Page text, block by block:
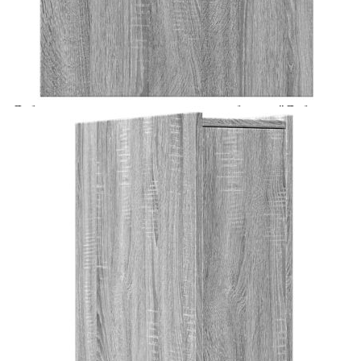
Предоставената таблица е с информационна цел.
Добавете продукта в количката си с бутона "Добави в
количката" и при поръчка ще можете да изберете броя
вноски на кредита.
Предоставената таблица е с информационна цел.
Добавете продукта в количката си с бутона "Добави в
количката" и при поръчка ще можете да изберете броя
вноски на кредита.
Когато плащате с NewPay, всъщност NewPay плаща
поръчката Ви вместо Вас. Вие я получавате и
разполагате с три начина да я платите към тях:
Отложено до 30 дни от момента на изпращане на
поръчката без оскъпяване. За покупки на стойност до
400 лв. / €204,52
Плащане на 4 вноски. Заплащате 20% от стойността на
поръчката си на момента с карта. Останалата сума се
разделя на 3 равни месечни вноски без оскъпяване. За
покупки на стойност до 1000 лв. / €511.31
Плащане на 6 вноски. Стойността на поръчката се
разпределя в 6 равни месечни вноски с оскъпяване. За
покупки на стойност до 2000 лв. / €1022.61